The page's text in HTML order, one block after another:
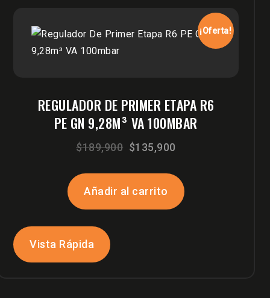
¡Oferta!
REGULADOR DE PRIMER ETAPA R6
PE GN 9,28M³ VA 100MBAR
$189,900 El
original
$135,900
actual
es:
Añadir al carrito
Vista Rápida